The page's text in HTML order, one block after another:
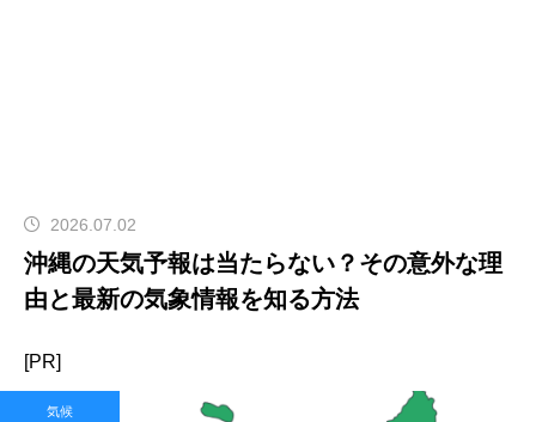
2026.07.02
沖縄の天気予報は当たらない？その意外な理
由と最新の気象情報を知る方法
[PR]
気候